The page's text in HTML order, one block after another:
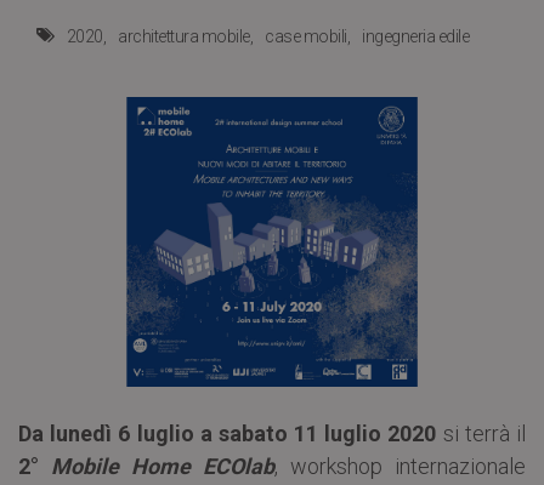
2020 architettura mobile case mobili ingegneria edile
Da lunedì 6 luglio a sabato 11 luglio 2020 si terrà il
2° Mobile Home ECOlab, workshop internazionale